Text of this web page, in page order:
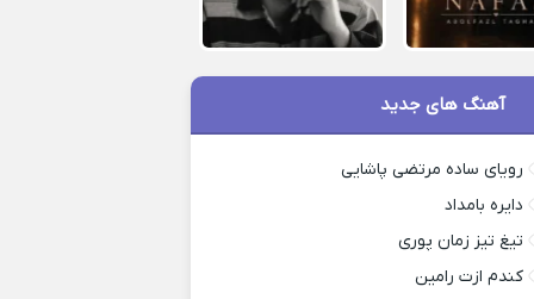
آهنگ های جدید
رویای ساده مرتضی پاشایی
دایره بامداد
تیغ تیز زمان پوری
کندم ازت رامین